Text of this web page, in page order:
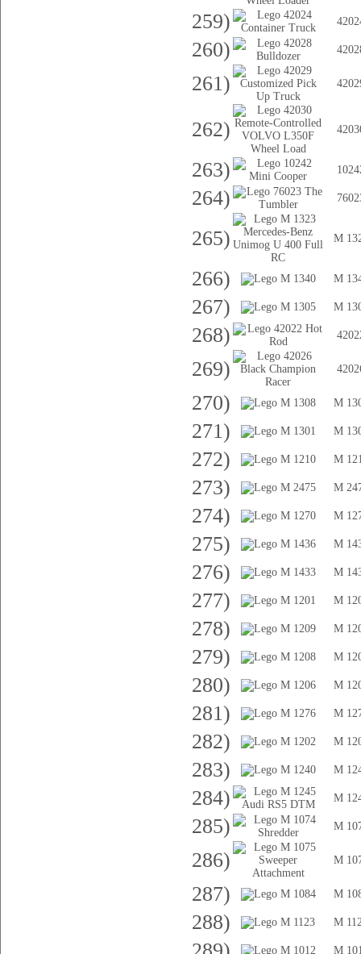
259)
260)
261)
262)
263)
264)
265) M
266) M
267) M
268)
269)
270) M
271) M
272) M
273) M
274) M
275) M
276) M
277) M
278) M
279) M
280) M
281) M
282) M
283) M
284) M
285) M
286) M
287) M
288) M
M